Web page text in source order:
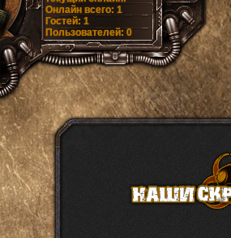
Онлайн всего: 1
Гостей: 1
Пользователей: 0